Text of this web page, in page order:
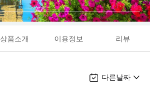
상품소개 이용정보 리뷰
다른날짜